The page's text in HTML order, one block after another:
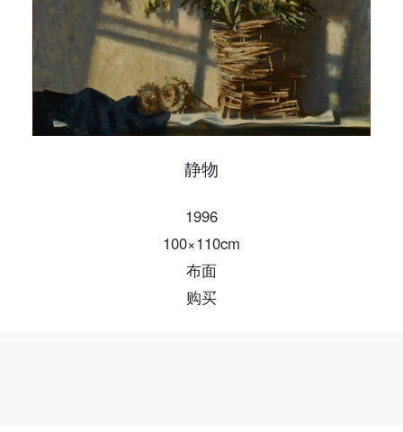
静物
1996
100×110cm
布面
购买
手机号码
发送验证码
手机号码将作为您的登录账号
验证码